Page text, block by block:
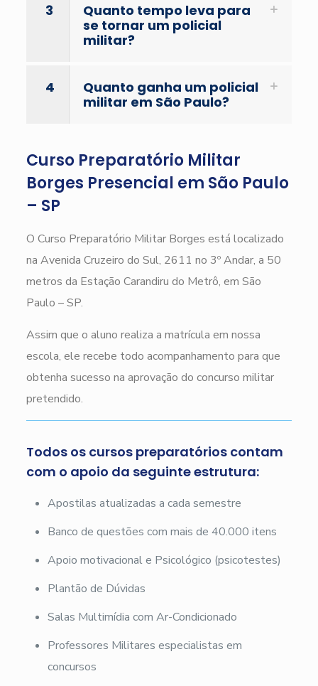
3
Quanto tempo leva para
se tornar um policial
militar?
4
Quanto ganha um policial
militar em São Paulo?
Curso Preparatório Militar
Borges Presencial em São Paulo
– SP
O Curso Preparatório Militar Borges está localizado
na Avenida Cruzeiro do Sul, 2611 no 3º Andar, a 50
metros da Estação Carandiru do Metrô, em São
Paulo – SP.
Assim que o aluno realiza a matrícula em nossa
escola, ele recebe todo acompanhamento para que
obtenha sucesso na aprovação do concurso militar
pretendido.
Todos os cursos preparatórios contam
com o apoio da seguinte estrutura:
Apostilas atualizadas a cada semestre
Banco de questões com mais de 40.000 itens
Apoio motivacional e Psicológico (psicotestes)
Plantão de Dúvidas
Salas Multimídia com Ar-Condicionado
Professores Militares especialistas em
concursos